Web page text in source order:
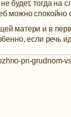
будет, тогда
можно спокойно
матери и в
если речь